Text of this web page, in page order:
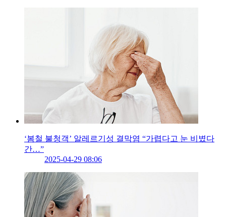
‘봄철 불청객’ 알레르기성 결막염 “가렵다고 눈 비볐다
간…”
2025-04-29 08:06